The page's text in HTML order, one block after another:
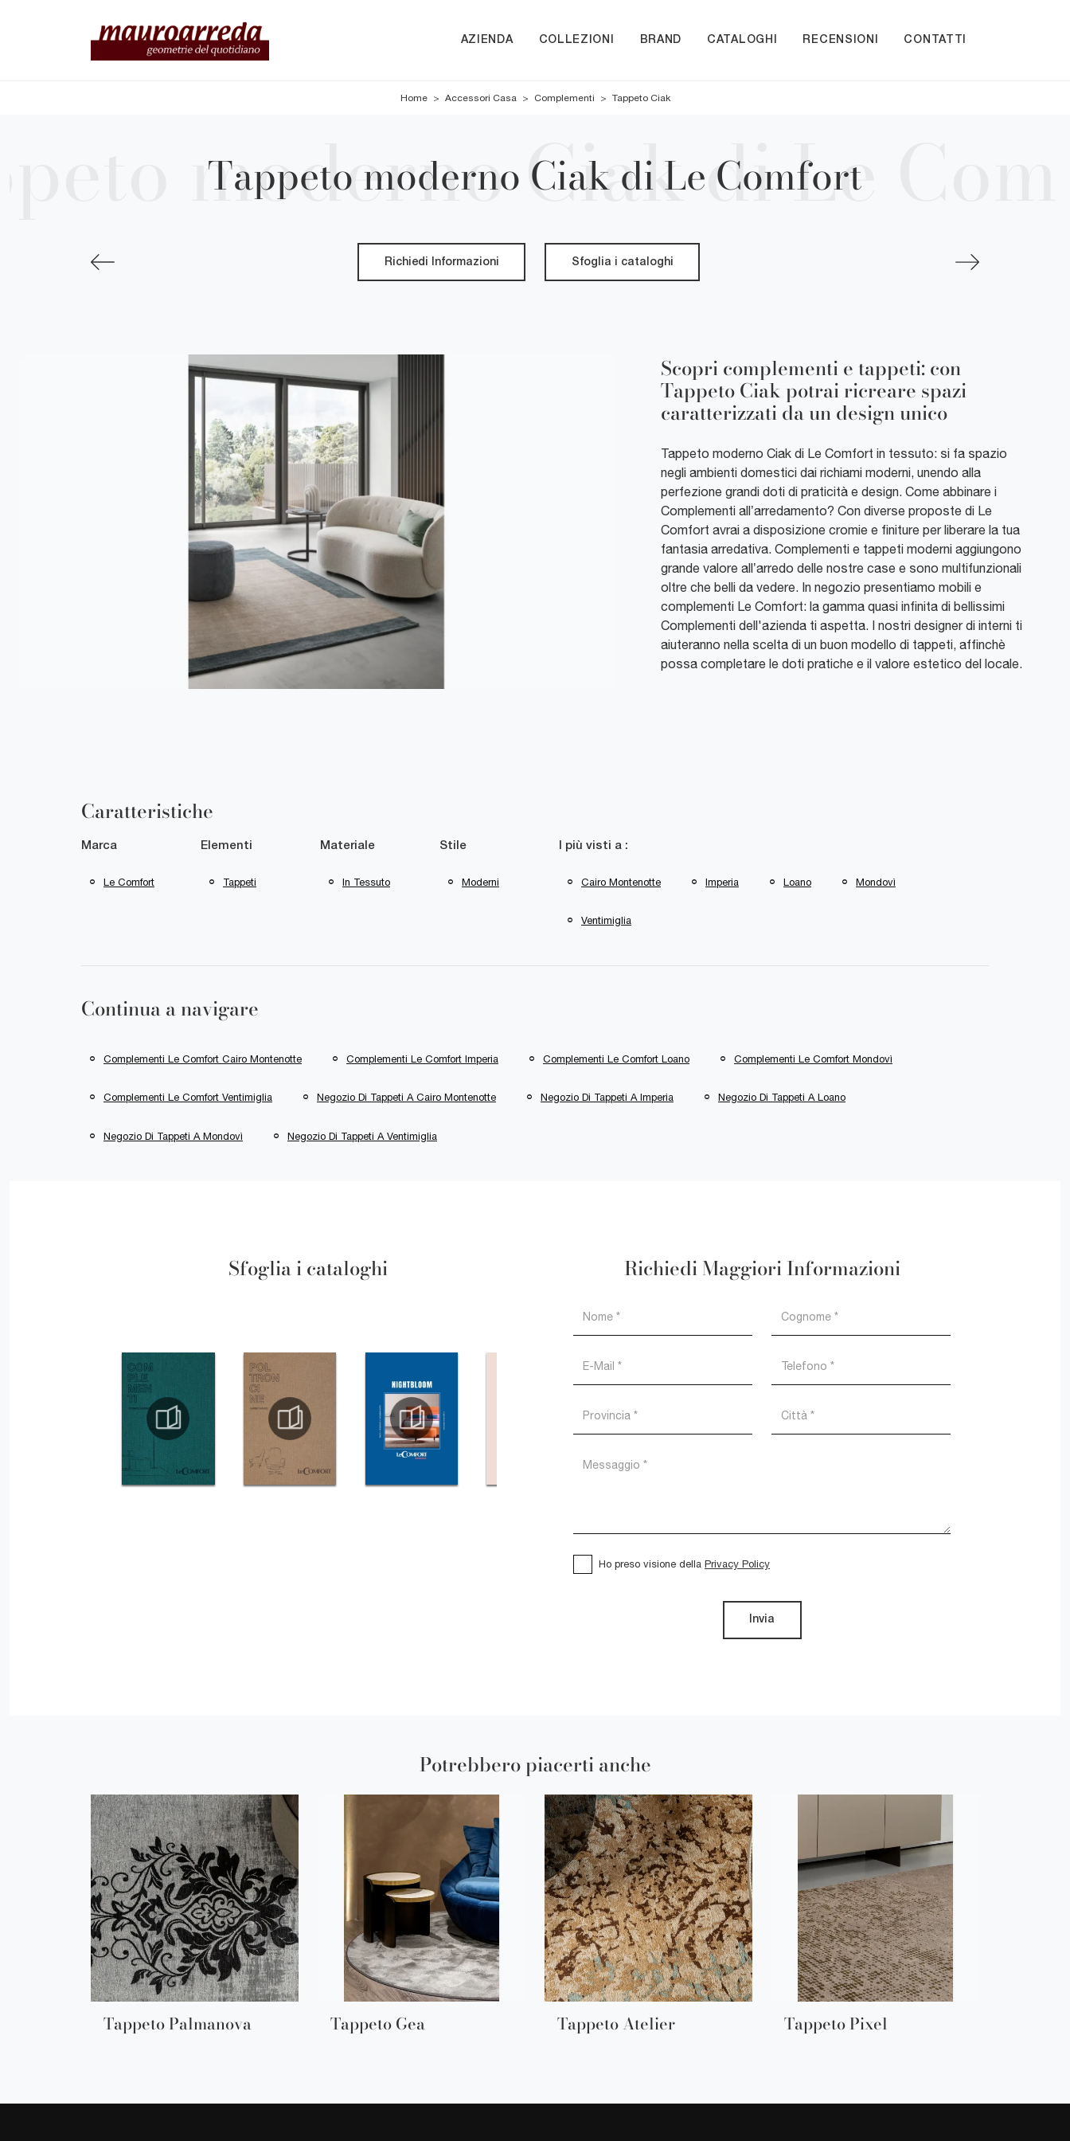
AZIENDA COLLEZIONI BRAND CATALOGHI RECENSIONI CONTATTI
Home > Accessori Casa > Complementi > Tappeto Ciak
Tappeto moderno Ciak di Le Comfort
Richiedi Informazioni Sfoglia i cataloghi
Scopri complementi e tappeti: con
Tappeto Ciak potrai ricreare spazi
caratterizzati da un design unico
Tappeto moderno Ciak di Le Comfort in tessuto: si fa spazio
negli ambienti domestici dai richiami moderni, unendo alla
perfezione grandi doti di praticità e design. Come abbinare i
Complementi all’arredamento? Con diverse proposte di Le
Comfort avrai a disposizione cromie e finiture per liberare la tua
fantasia arredativa. Complementi e tappeti moderni aggiungono
grande valore all’arredo delle nostre case e sono multifunzionali
oltre che belli da vedere. In negozio presentiamo mobili e
complementi Le Comfort: la gamma quasi infinita di bellissimi
Complementi dell'azienda ti aspetta. I nostri designer di interni ti
aiuteranno nella scelta di un buon modello di tappeti, affinchè
possa completare le doti pratiche e il valore estetico del locale.
Caratteristiche
Marca
Le Comfort
Elementi
Tappeti
Materiale
In Tessuto
Stile
Moderni
I più visti a :
Cairo Montenotte Imperia Loano Mondovì
Ventimiglia
Continua a navigare
Complementi Le Comfort Cairo Montenotte Complementi Le Comfort Imperia Complementi Le Comfort Loano Complementi Le Comfort Mondovì
Complementi Le Comfort Ventimiglia Negozio Di Tappeti A Cairo Montenotte Negozio Di Tappeti A Imperia Negozio Di Tappeti A Loano
Negozio Di Tappeti A Mondovì Negozio Di Tappeti A Ventimiglia
Sfoglia i cataloghi Richiedi Maggiori Informazioni
Ho preso visione della Privacy Policy
Invia
Potrebbero piacerti anche
Tappeto Palmanova Tappeto Gea Tappeto Atelier Tappeto Pixel